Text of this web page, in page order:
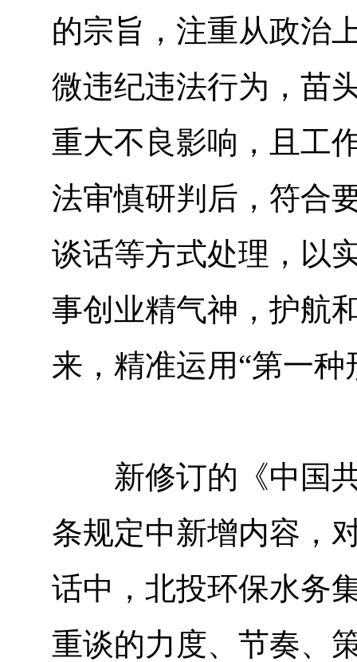
的宗旨，注重从政治
微违纪违法行为，苗
重大不良影响，且工
法审慎研判后，符合
谈话等方式处理，以
事创业精气神，护航
来，精准运用“第一
新修订的《中国共
条规定中新增内容，
话中，北投环保水务
重谈的力度、节奏、